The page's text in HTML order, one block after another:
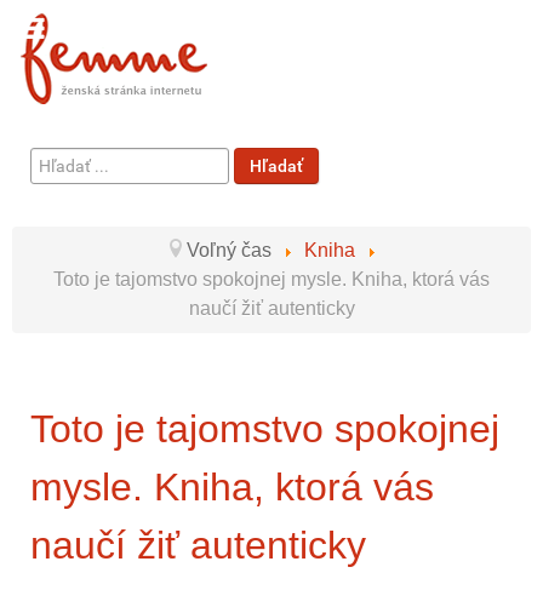
Hľadať
...
Hľadať
Voľný čas
Kniha
Toto je tajomstvo spokojnej mysle. Kniha, ktorá vás
naučí žiť autenticky
Toto je tajomstvo spokojnej
mysle. Kniha, ktorá vás
naučí žiť autenticky